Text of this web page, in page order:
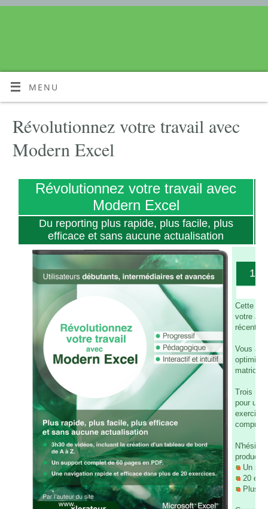
MENU
Révolutionnez votre travail avec
Modern Excel